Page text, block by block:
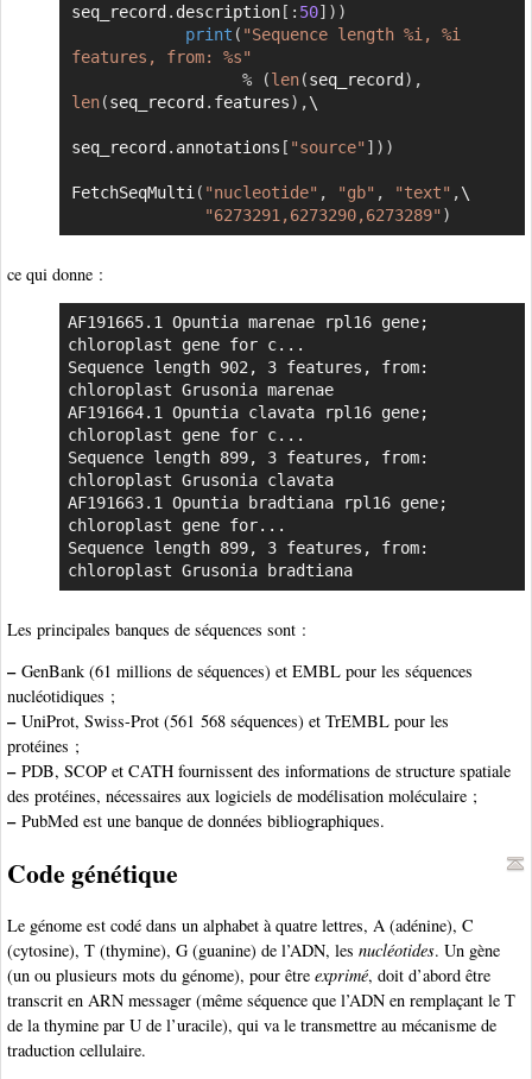
seq_record . description[ : 50] ) )
print ( "Sequence length %i, %i
features, from: %s"
%
(len(seq_record ) ,
len(seq_record . features) ,\
seq_record . annotations [ "source" ] ) )
FetchSeqMulti ( "nucleotide" , "gb" , "text" ,\
"6273291,6273290,6273289" )
ce qui donne :
AF191665.1 Opuntia marenae rpl16 gene;
chloroplast gene for c...
Sequence length 902, 3 features, from:
chloroplast Grusonia marenae
AF191664.1 Opuntia clavata rpl16 gene;
chloroplast gene for c...
Sequence length 899, 3 features, from:
chloroplast Grusonia clavata
AF191663.1 Opuntia bradtiana rpl16 gene;
chloroplast gene for...
Sequence length 899, 3 features, from:
chloroplast Grusonia bradtiana
Les principales banques de séquences sont :
–GenBank (61 millions de séquences) et EMBL pour les séquences
nucléotidiques ;
–UniProt, Swiss-Prot (561 568 séquences) et TrEMBL pour les
protéines ;
–PDB, SCOP et CATH fournissent des informations de structure spatiale
des protéines, nécessaires aux logiciels de modélisation moléculaire ;
–PubMed est une banque de données bibliographiques.
Code génétique
Le génome est codé dans un alphabet à quatre lettres, A (adénine), C
(cytosine), T (thymine), G (guanine) de l’ADN, les nucléotides. Un gène
(un ou plusieurs mots du génome), pour être exprimé, doit d’abord être
transcrit en ARN messager (même séquence que l’ADN en remplaçant le T
de la thymine par U de l’uracile), qui va le transmettre au mécanisme de
traduction cellulaire.